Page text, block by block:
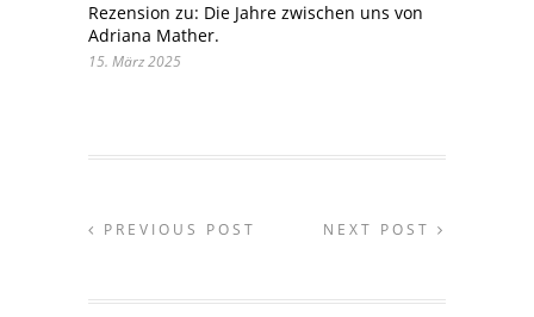
Rezension zu: Die Jahre zwischen uns von
Adriana Mather.
15. März 2025
PREVIOUS POST NEXT POST